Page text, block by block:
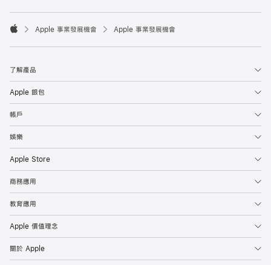

Apple 事業發展機會 Apple 事業發展機會
了解產品
Apple 銀包
帳戶
娛樂
Apple Store
商務應用
教育應用
Apple 價值理念
關於 Apple